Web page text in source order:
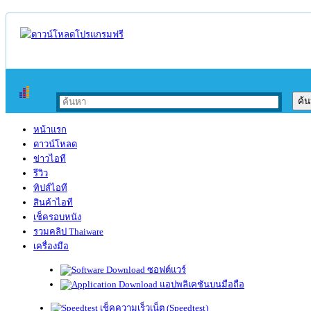
หน้าแรก
ดาวน์โหลด
ข่าวไอที
รีวิว
ทิปส์ไอที
สินค้าไอที
เช็ครอบหนัง
รวมคลิป Thaiware
เครื่องมือ
ซอฟต์แวร์
แอปพลิเคชันบนมือถือ
เช็คความเร็วเน็ต (Speedtest)